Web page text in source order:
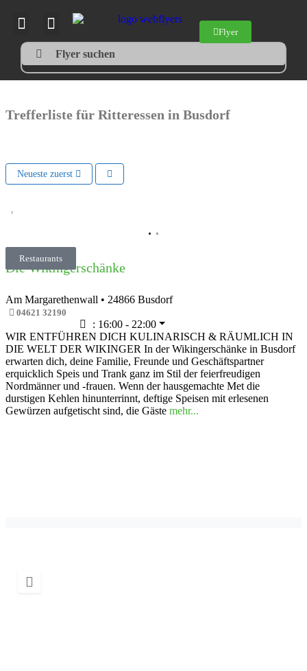
Flyer
Flyer suchen
Trefferliste für Ritteressen in Busdorf
Neueste zuerst
Restaurants
Die Wikingerschänke
Am Margarethenwall • 24866 Busdorf
04621 32190
: 16:00 - 22:00
WIR ENTFÜHREN DICH KULINARISCH & RÄUMLICH IN
DIE WELT DER WIKINGER In der Wikingerschänke in Busdorf
erwarten dich, deine Familie, Freunde und Geschäftspartner
erquicklich Speis und Trank ganz im Stil der feierfreudigen
Nordmänner und -frauen. Wenn der hausgemachte Met die
durstigen Kehlen hinunterrinnt, deftige Speisen mit erlesenen
Gewürzen aufgetischt sind, die Gäste mehr...